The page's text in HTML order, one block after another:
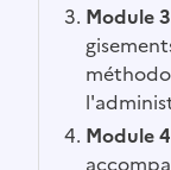
Module
Module